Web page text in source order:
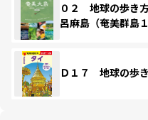
０２ 地球の歩
呂麻島（奄美群島
Ｄ１７ 地球の歩